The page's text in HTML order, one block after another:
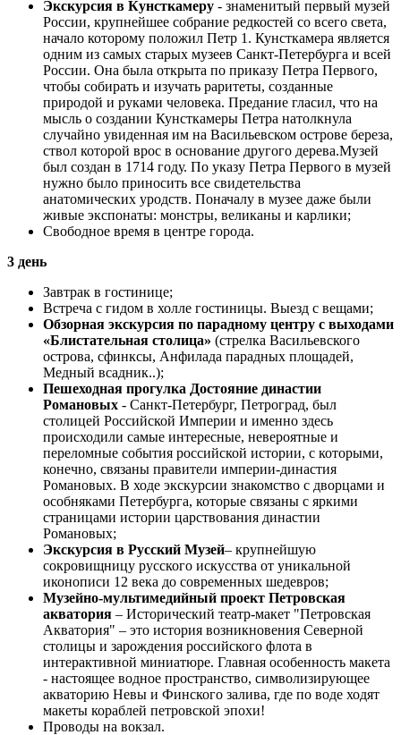
Экскурсия в Кунсткамеру - знаменитый первый музей
России, крупнейшее собрание редкостей со всего света,
начало которому положил Петр 1. Кунсткамера является
одним из самых старых музеев Санкт-Петербурга и всей
России. Она была открыта по приказу Петра Первого,
чтобы собирать и изучать раритеты, созданные
природой и руками человека. Предание гласил, что на
мысль о создании Кунсткамеры Петра натолкнула
случайно увиденная им на Васильевском острове береза,
ствол которой врос в основание другого дерева.Музей
был создан в 1714 году. По указу Петра Первого в музей
нужно было приносить все свидетельства
анатомических уродств. Поначалу в музее даже были
живые экспонаты: монстры, великаны и карлики;
Свободное время в центре города.
3 день
Завтрак в гостинице;
Встреча с гидом в холле гостиницы. Выезд с вещами;
Обзорная экскурсия по парадному центру с выходами
«Блистательная столица» (стрелка Васильевского
острова, сфинксы, Анфилада парадных площадей,
Медный всадник..);
Пешеходная прогулка Достояние династии
Романовых - Санкт-Петербург, Петроград, был
столицей Российской Империи и именно здесь
происходили самые интересные, невероятные и
переломные события российской истории, с которыми,
конечно, связаны правители империи-династия
Романовых. В ходе экскурсии знакомство с дворцами и
особняками Петербурга, которые связаны с яркими
страницами истории царствования династии
Романовых;
Экскурсия в Русский Музей– крупнейшую
сокровищницу русского искусства от уникальной
иконописи 12 века до современных шедевров;
Музейно-мультимедийный проект Петровская
акватория – Исторический театр-макет "Петровская
Акватория" – это история возникновения Северной
столицы и зарождения российского флота в
интерактивной миниатюре. Главная особенность макета
- настоящее водное пространство, символизирующее
акваторию Невы и Финского залива, где по воде ходят
макеты кораблей петровской эпохи!
Проводы на вокзал.